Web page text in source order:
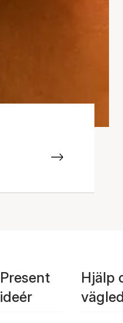
Present
ideér
Hjälp